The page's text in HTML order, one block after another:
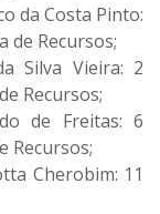
da Costa Pinto:
de Recursos;
Silva Vieira: 2
Recursos;
de Freitas: 6
Recursos;
Cherobim: 11